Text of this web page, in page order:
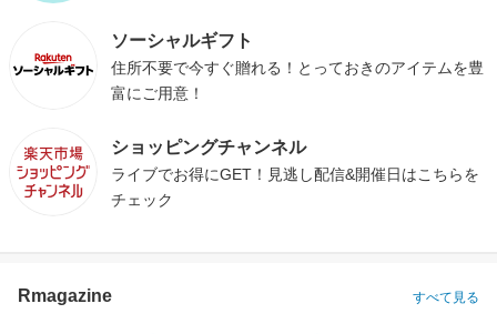
ソーシャルギフト
住所不要で今すぐ贈れる！とっておきのアイテムを豊
富にご用意！
ショッピングチャンネル
ライブでお得にGET！見逃し配信&開催日はこちらを
チェック
Rmagazine すべて見る